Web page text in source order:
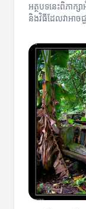
អត្ថបទនេះពិភាក្ស
និងវិធីដែលវាអាច